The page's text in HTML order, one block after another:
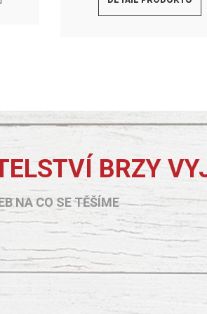
BRZY
NA CO SE TĚŠÍME